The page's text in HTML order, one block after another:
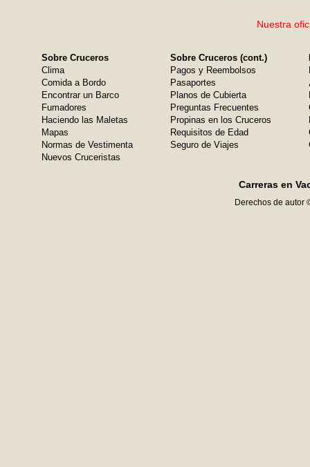
Nuestra
Sobre Cruceros
Clima
Comida a Bordo
Encontrar un Barco
Fumadores
Haciendo las Maletas
Mapas
Normas de Vestimenta
Nuevos Cruceristas
Sobre Cruceros (cont.)
Pagos y Reembolsos
Pasaportes
Planos de Cubierta
Preguntas Frecuentes
Propinas en los Cruceros
Requisitos de Edad
Seguro de Viajes
Carreras en
Derechos de autor